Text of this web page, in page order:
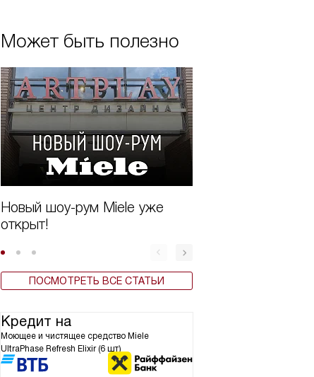
Может быть полезно
Новый шоу-рум Miele уже
открыт!
ПОСМОТРЕТЬ ВСЕ СТАТЬИ
Кредит на
Моющее и чистящее средство Miele
UltraPhase Refresh Elixir (6 шт)